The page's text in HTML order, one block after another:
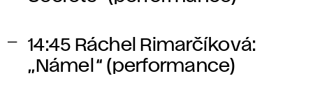
14:45 Ráchel Rimarčíková:
,,Námel“ (performance)